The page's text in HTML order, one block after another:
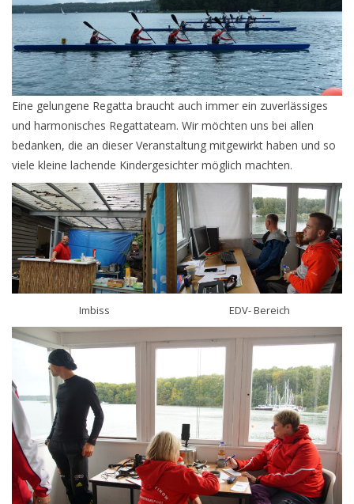
Eine gelungene Regatta braucht auch immer ein zuverlässiges
und harmonisches Regattateam. Wir möchten uns bei allen
bedanken, die an dieser Veranstaltung mitgewirkt haben und so
viele kleine lachende Kindergesichter möglich machten.
Imbiss EDV- Bereich